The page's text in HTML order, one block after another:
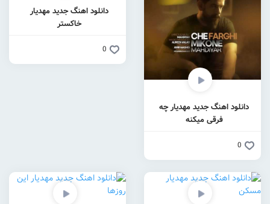
دانلود اهنگ جدید مهدیار چه
فرقی میکنه
0
دانلود اهنگ جدید مهدیار
خاکستر
0